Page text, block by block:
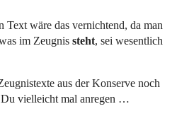
wäre das vernichtend, da man
im Zeugnis steht, sei wesentlich
aus der Konserve noch
Du vielleicht mal anregen …